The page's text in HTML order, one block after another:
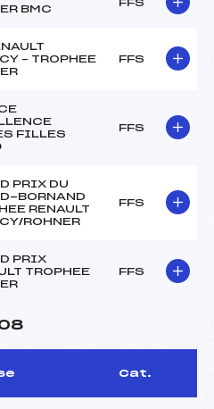
BMC
FFS
– TROPHEE
FFS
FILLES
FFS
PRIX DU
BORNAND
RENAULT
ROHNER
FFS
PRIX
TROPHEE
FFS
Cat.